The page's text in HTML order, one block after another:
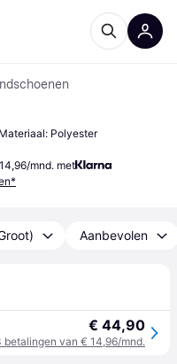
Polyester
mnd. met
Aanbevolen
€ 44,90
betalingen van € 14,96/mnd.